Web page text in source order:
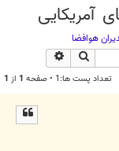
آمریکایی
هوافضا
جستجو
تعداد پست ها:1 • صفحه 1 از 1